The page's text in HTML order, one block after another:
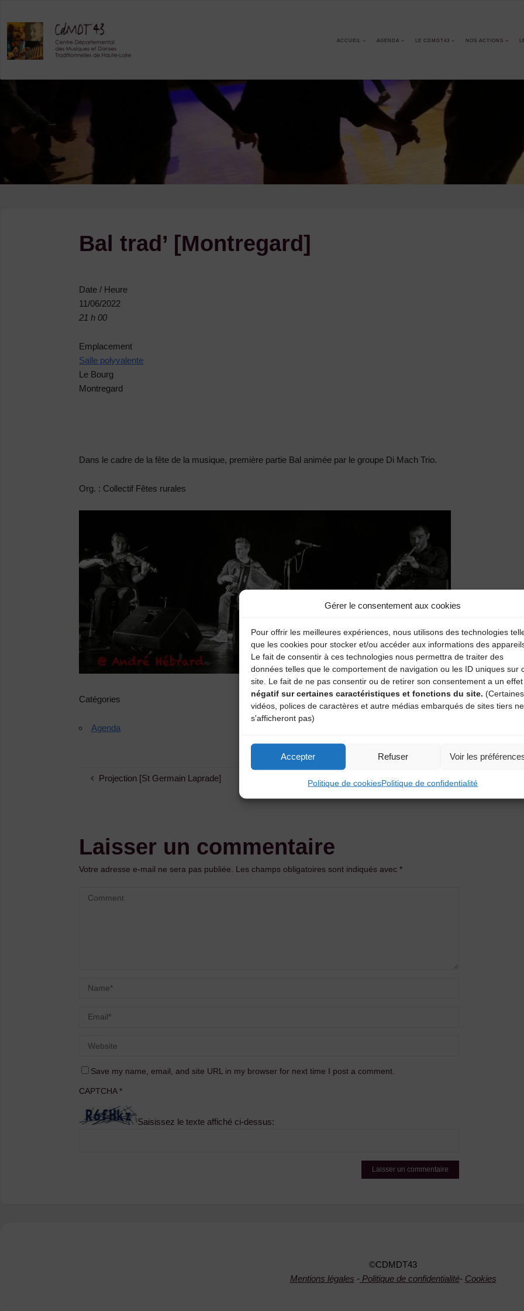
Gérer le consentement aux cookies
Pour offrir les meilleures expériences, nous utilisons des technologies
que les cookies pour stocker et/ou accéder aux informations des
Le fait de consentir à ces technologies nous permettra de traiter des
données telles que le comportement de navigation ou les ID uniques sur
site. Le fait de ne pas consentir ou de retirer son consentement a un effet
négatif sur certaines caractéristiques et fonctions du site. (Certaines
vidéos, polices de caractères et autre médias embarqués de sites tiers ne
s'afficheront pas)
Accepter Refuser Voir les
Politique de cookiesPolitique de confidentialité
content
ACCUEIL AGENDA LE CDMDT43 NOS ACTIONS
Bal trad’ [Montregard]
Date / Heure
11/06/2022
21 h 00
Emplacement
Salle polyvalente
Le Bourg
Montregard
Dans le cadre de la fête de la musique, première partie Bal animée par le groupe Di Mach Trio.
Org. : Collectif Fêtes rurales
Catégories
Agenda
Projection [St Germain Laprade]
Laisser un commentaire
Votre adresse e-mail ne sera pas publiée. Les champs obligatoires sont indiqués avec*
Save my name, email, and site URL in my browser for next time I post a comment.
CAPTCHA*
Saisissez le texte affiché ci-dessus:
©CDMDT43
Mentions légales -Politique de confidentialité- Cookies